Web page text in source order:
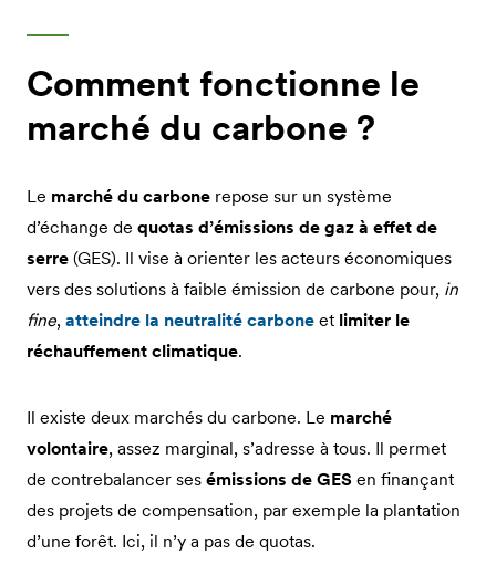
Comment fonctionne le
marché du carbone ?
Le marché du carbone repose sur un système
d’échange de quotas d’émissions de gaz à effet de
serre (GES). Il vise à orienter les acteurs économiques
vers des solutions à faible émission de carbone pour, in
fine, atteindre la neutralité carbone et limiter le
réchauffement climatique.
Il existe deux marchés du carbone. Le marché
volontaire, assez marginal, s’adresse à tous. Il permet
de contrebalancer ses émissions de GES en finançant
des projets de compensation, par exemple la plantation
d’une forêt. Ici, il n’y a pas de quotas.